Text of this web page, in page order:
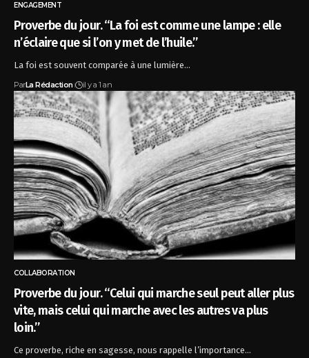
ENGAGEMENT
Proverbe du jour. “La foi est comme une lampe : elle
n’éclaire que si l’on y met de l’huile.”
La foi est souvent comparée à une lumière…
ParLa Rédaction il y a 1 an
COLLABORATION
Proverbe du jour. “Celui qui marche seul peut aller plus
vite, mais celui qui marche avec les autres va plus
loin.”
Ce proverbe, riche en sagesse, nous rappelle l’importance…